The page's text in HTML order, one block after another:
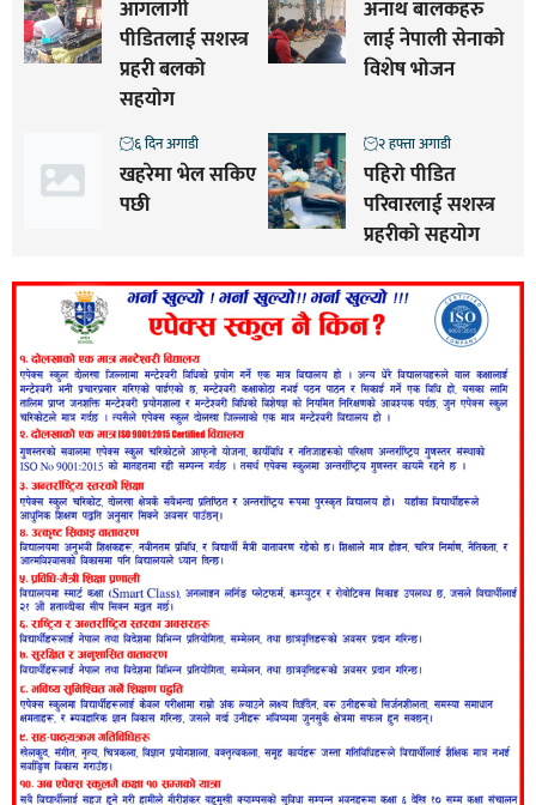
आगलागी
पीडितलाई सशस्त्र
प्रहरी बलको
सहयोग
अनाथ बालकहरु
लाई नेपाली सेनाको
विशेष भोजन
खहरेमा भेल सकिए
पछी
६ दिन अगाडी
पहिरो पीडित
परिवारलाई सशस्त्र
प्रहरीको सहयोग
२ हफ्ता अगाडी